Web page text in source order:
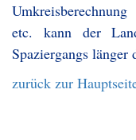
etc. kann der
Spaziergangs länger
zurück zur